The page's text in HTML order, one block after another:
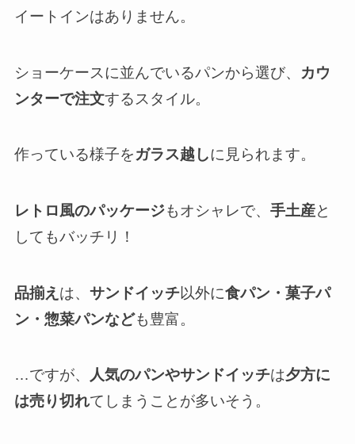
イートインはありません。
ショーケースに並んでいるパンから選び、 カウ
ンターで注文するスタイル。
作っている様子をガラス越しに見られます。
レトロ風のパッケージもオシャレで、 手土産と
してもバッチリ！
品揃え は、 サンドイッチ以外に食パン・菓子パ
ン・惣菜パンなども豊富。
…ですが、 人気のパンやサンドイッチは夕方に
は売り切れてしまうことが多いそう。